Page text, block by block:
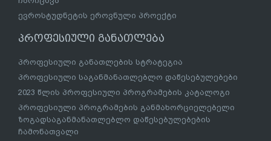
ევროსტუდნეტის ეროვნული პროექტი
პროფესიული განათლება
პროფესიული განათლების სტრატეგია
პროფესიული საგანმანათლებლო დაწესებულებები
2023 წლის პროფესიული პროგრამების კატალოგი
პროფესიული პროგრამების განმახორციელებელი
ზოგადსაგანმანათლებლო დაწესებულებების
ჩამონათვალი